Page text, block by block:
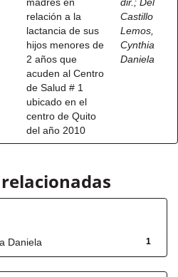
relación a la
lactancia de sus
hijos menores de
2 años que
acuden al Centro
de Salud # 1
ubicado en el
centro de Quito
del año 2010
Castillo
Lemos,
Cynthia
Daniela
1
Daniela